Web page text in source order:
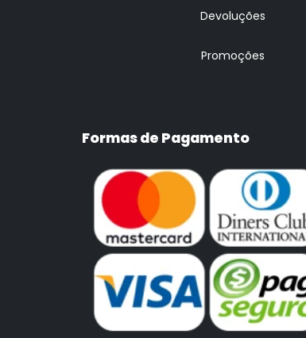
Devoluções
Promoções
Formas de Pagamento